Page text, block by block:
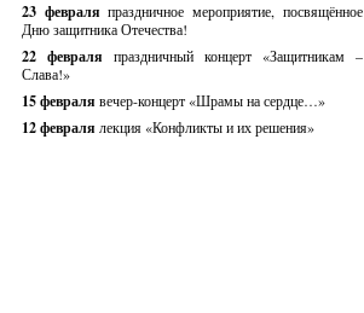
23 февраляпраздничное мероприятие, посвящённое
Дню защитника Отечества!
22 февраля праздничный концерт «Защитникам –
Слава!»
15 февраля вечер-концерт «Шрамы на сердце…»
12 февраля лекция «Конфликты и их решения»